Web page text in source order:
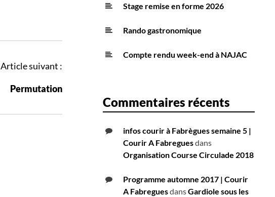
Article suivant :
Permutation
Stage remise en forme 2026
Rando gastronomique
Compte rendu week-end à NAJAC
Commentaires récents
infos courir à Fabrègues semaine 5 |
Courir A Fabreguesdans
Organisation Course Circulade 2018
Programme automne 2017 | Courir
A FabreguesdansGardiole sous les